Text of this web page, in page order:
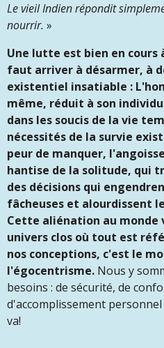
Le vieil Indien répondit
nourrir. »
Une lutte est bien en cours
faut arriver à désarmer, à
existentiel insatiable :
même, réduit à son
dans les soucis de la vie
nécessités de la survie
peur de manquer,
hantise de la solitude, qui
des décisions qui
fâcheuses et alourdissent
Cette aliénation au monde
univers clos où tout est
nos conceptions, c'est le
l'égocentrisme. Nous y
besoins : de sécurité, de
d'accomplissement
va!